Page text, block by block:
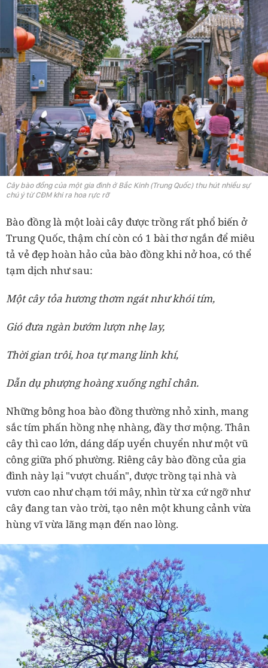
Cây bào đồng của một gia đình ở Bắc Kinh (Trung Quốc) thu hút nhiều sự
chú ý từ CĐM khi ra hoa rực rỡ
Bào đồng là một loài cây được trồng rất phổ biến ở
Trung Quốc, thậm chí còn có 1 bài thơ ngắn để miêu
tả vẻ đẹp hoàn hảo của bào đồng khi nở hoa, có thể
tạm dịch như sau:
Một cây tỏa hương thơm ngát như khói tím,
Gió đưa ngàn bướm lượn nhẹ lay,
Thời gian trôi, hoa tự mang linh khí,
Dẫn dụ phượng hoàng xuống nghỉ chân.
Những bông hoa bào đồng thường nhỏ xinh, mang
sắc tím phấn hồng nhẹ nhàng, đầy thơ mộng. Thân
cây thì cao lớn, dáng dấp uyển chuyển như một vũ
công giữa phố phường. Riêng cây bào đồng của gia
đình này lại "vượt chuẩn", được trồng tại nhà và
vươn cao như chạm tới mây, nhìn từ xa cứ ngỡ như
cây đang tan vào trời, tạo nên một khung cảnh vừa
hùng vĩ vừa lãng mạn đến nao lòng.